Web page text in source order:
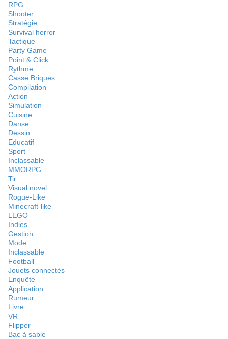
RPG
Shooter
Stratégie
Survival horror
Tactique
Party Game
Point & Click
Rythme
Casse Briques
Compilation
Action
Simulation
Cuisine
Danse
Dessin
Educatif
Sport
Inclassable
MMORPG
Tir
Visual novel
Rogue-Like
Minecraft-like
LEGO
Indies
Gestion
Mode
Inclassable
Football
Jouets connectés
Enquête
Application
Rumeur
Livre
VR
Flipper
Bac à sable